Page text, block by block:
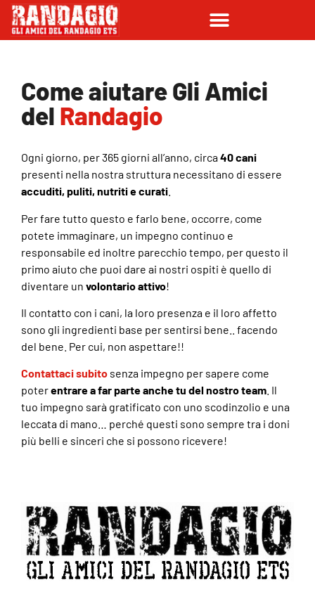
Come aiutare Gli Amici
del Randagio
Ogni giorno, per 365 giorni all’anno, circa40 cani
presenti nella nostra struttura necessitano di essere
accuditi, puliti, nutriti e curati
Per fare tutto questo e farlo bene, occorre, come
potete immaginare, un impegno continuo e
responsabile ed inoltre parecchio tempo, per questo il
primo aiuto che puoi dare ai nostri ospiti è quello di
diventare un volontario attivo!
Il contatto con i cani, la loro presenza e il loro affetto
sono gli ingredienti base per sentirsi bene.. facendo
del bene. Per cui, non aspettare!!
Contattaci subito senza impegno per sapere come
poterentrare a far parte anche tu del nostro team . Il
tuo impegno sarà gratificato con uno scodinzolio e una
leccata di mano… perché questi sono sempre tra i doni
più belli e sinceri che si possono ricevere!